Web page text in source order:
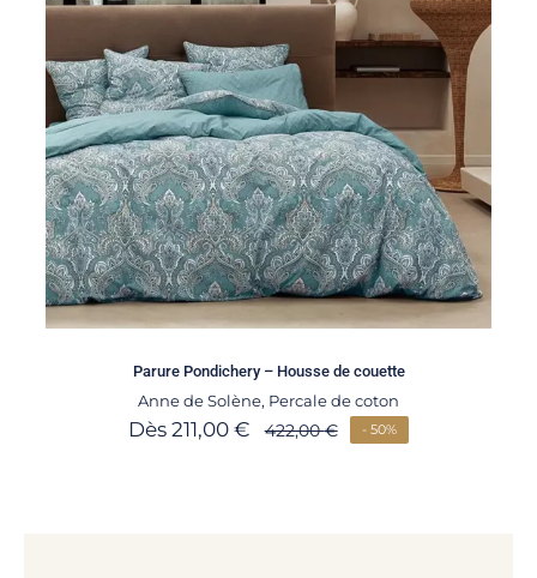
Parure Pondichery – Housse de couette
Anne de Solène, Percale de coton
Dès 211,00 € 422,00€ - 50%